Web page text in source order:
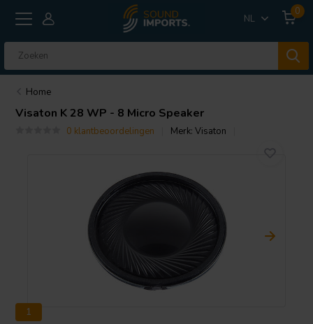
NL
0
Home
Visaton K 28 WP - 8 Micro Speaker
0 klantbeoordelingen Merk:Visaton
1